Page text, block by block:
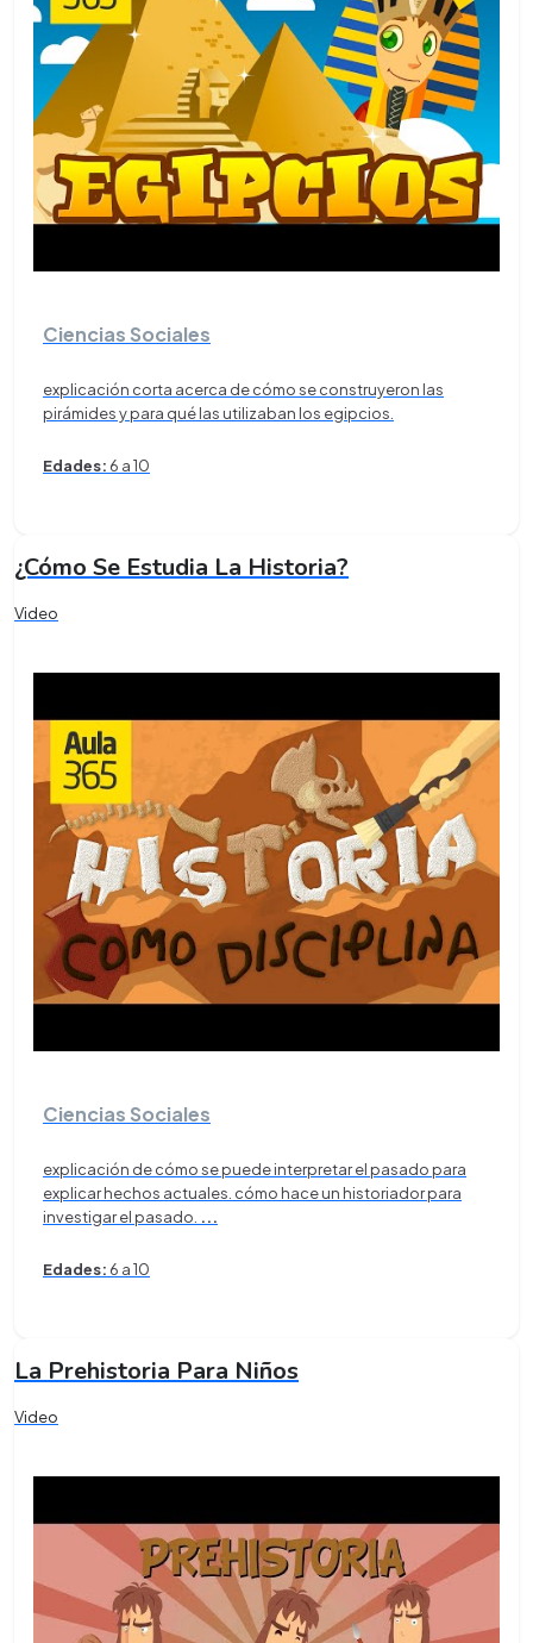
Ciencias Sociales
explicación corta acerca de cómo se construyeron las
pirámides y para qué las utilizaban los egipcios.
Edades: 6 a 10
¿Cómo Se Estudia La Historia?
Video
Ciencias Sociales
explicación de cómo se puede interpretar el pasado para
explicar hechos actuales. cómo hace un historiador para
investigar el pasado. ...
Edades: 6 a 10
La Prehistoria Para Niños
Video